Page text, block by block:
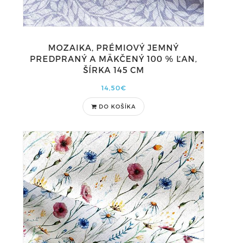
MOZAIKA, PRÉMIOVÝ JEMNÝ
PREDPRANÝ A MÄKČENÝ 100 % ĽAN,
ŠÍRKA 145 CM
14,50€
DO KOŠÍKA